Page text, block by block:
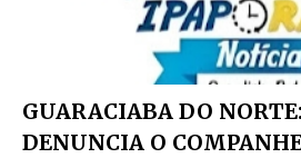
GUARACIABA DO
DENUNCIA O